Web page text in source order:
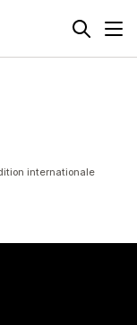
internationale